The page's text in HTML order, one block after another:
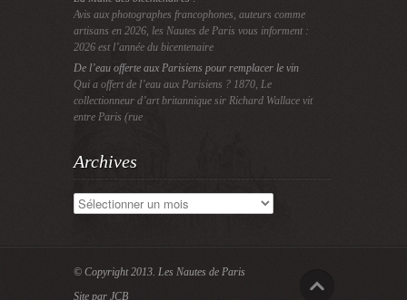
Avis aux photographes francophones, auteurs comme
artisans en 2026, les Nautes de Paris vous informent :
2026 est l’année du bicentenaire
De l’eau offerte aux Parisiens pour remplacer le vin
Qui a offert de l’eau aux Parisiens ? 1870, Le
collectionneur d’art britannique sir Richard Wallace vit
entre Paris (rue
Archives
Archives
© Copyright 2013. Les Nautes de Paris
Site par JCB